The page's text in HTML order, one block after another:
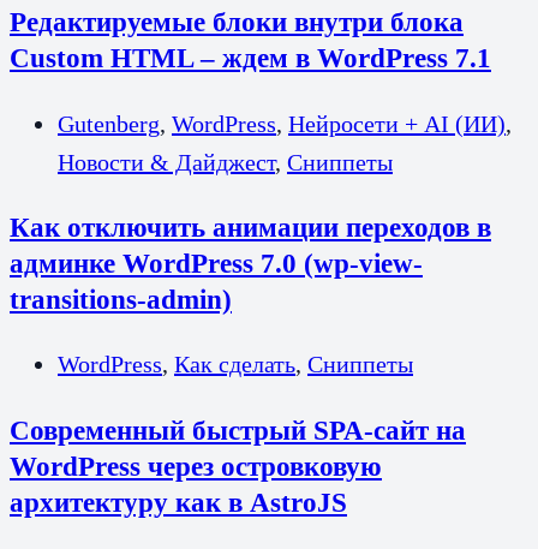
Редактируемые блоки внутри блока
Custom HTML – ждем в WordPress 7.1
Gutenberg, WordPress, Нейросети + AI (ИИ),
Новости & Дайджест, Сниппеты
Как отключить анимации переходов в
админке WordPress 7.0 (wp-view-
transitions-admin)
WordPress, Как сделать, Сниппеты
Современный быстрый SPA-сайт на
WordPress через островковую
архитектуру как в AstroJS